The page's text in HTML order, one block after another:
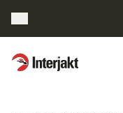
Interjakt SE